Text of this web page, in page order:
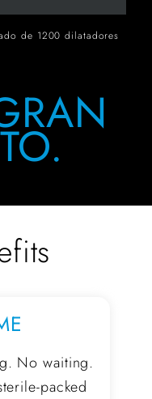
de 1200 dilatadores
No waiting.
packed